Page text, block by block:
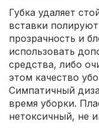
Губка удаляет
вставки
прозрачность и
использовать
средства, либо
этом качество
Симпатичный
время уборки.
нетоксичный, не